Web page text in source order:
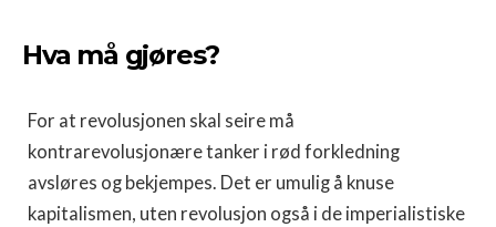
Hva må gjøres?
For at revolusjonen skal seire må
kontrarevolusjonære tanker i rød forkledning
avsløres og bekjempes. Det er umulig å knuse
kapitalismen, uten revolusjon også i de imperialistiske